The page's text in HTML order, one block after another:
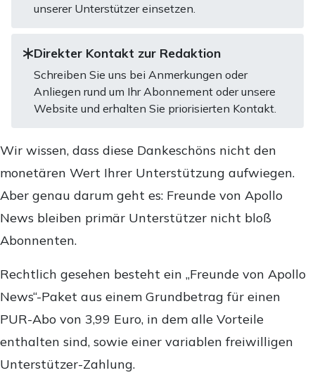
unserer Unterstützer einsetzen.
Direkter Kontakt zur Redaktion
Schreiben Sie uns bei Anmerkungen oder
Anliegen rund um Ihr Abonnement oder unsere
Website und erhalten Sie priorisierten Kontakt.
Wir wissen, dass diese Dankeschöns nicht den
monetären Wert Ihrer Unterstützung aufwiegen.
Aber genau darum geht es: Freunde von Apollo
News bleiben primär Unterstützer nicht bloß
Abonnenten.
Rechtlich gesehen besteht ein „Freunde von Apollo
News“-Paket aus einem Grundbetrag für einen
PUR-Abo von 3,99 Euro, in dem alle Vorteile
enthalten sind, sowie einer variablen freiwilligen
Unterstützer-Zahlung.